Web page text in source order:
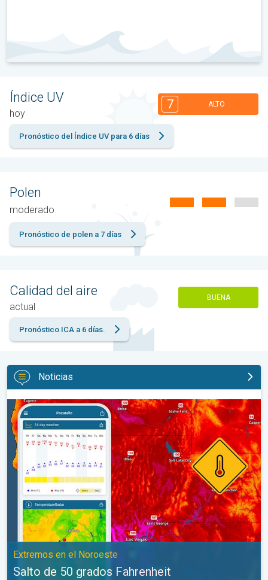
Índice UV
hoy
7 ALTO
Pronóstico del Índice UV para 6 días
Polen
moderado
Pronóstico de polen a 7 días
Calidad del aire
actual
BUENA
Pronóstico ICA a 6 días.
Noticias
Salto de 50 grados Fahrenheit. Extremos en el Noroeste. . .
Extremos en el Noroeste
Salto de 50 grados Fahrenheit